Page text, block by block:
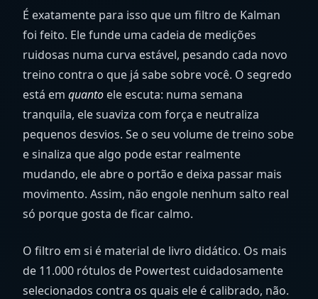
É exatamente para isso que um filtro de Kalman
foi feito. Ele funde uma cadeia de medições
ruidosas numa curva estável, pesando cada novo
treino contra o que já sabe sobre você. O segredo
está em quanto ele escuta: numa semana
tranquila, ele suaviza com força e neutraliza
pequenos desvios. Se o seu volume de treino sobe
e sinaliza que algo pode estar realmente
mudando, ele abre o portão e deixa passar mais
movimento. Assim, não engole nenhum salto real
só porque gosta de ficar calmo.
O filtro em si é material de livro didático. Os mais
de 11.000 rótulos de Powertest cuidadosamente
selecionados contra os quais ele é calibrado, não.